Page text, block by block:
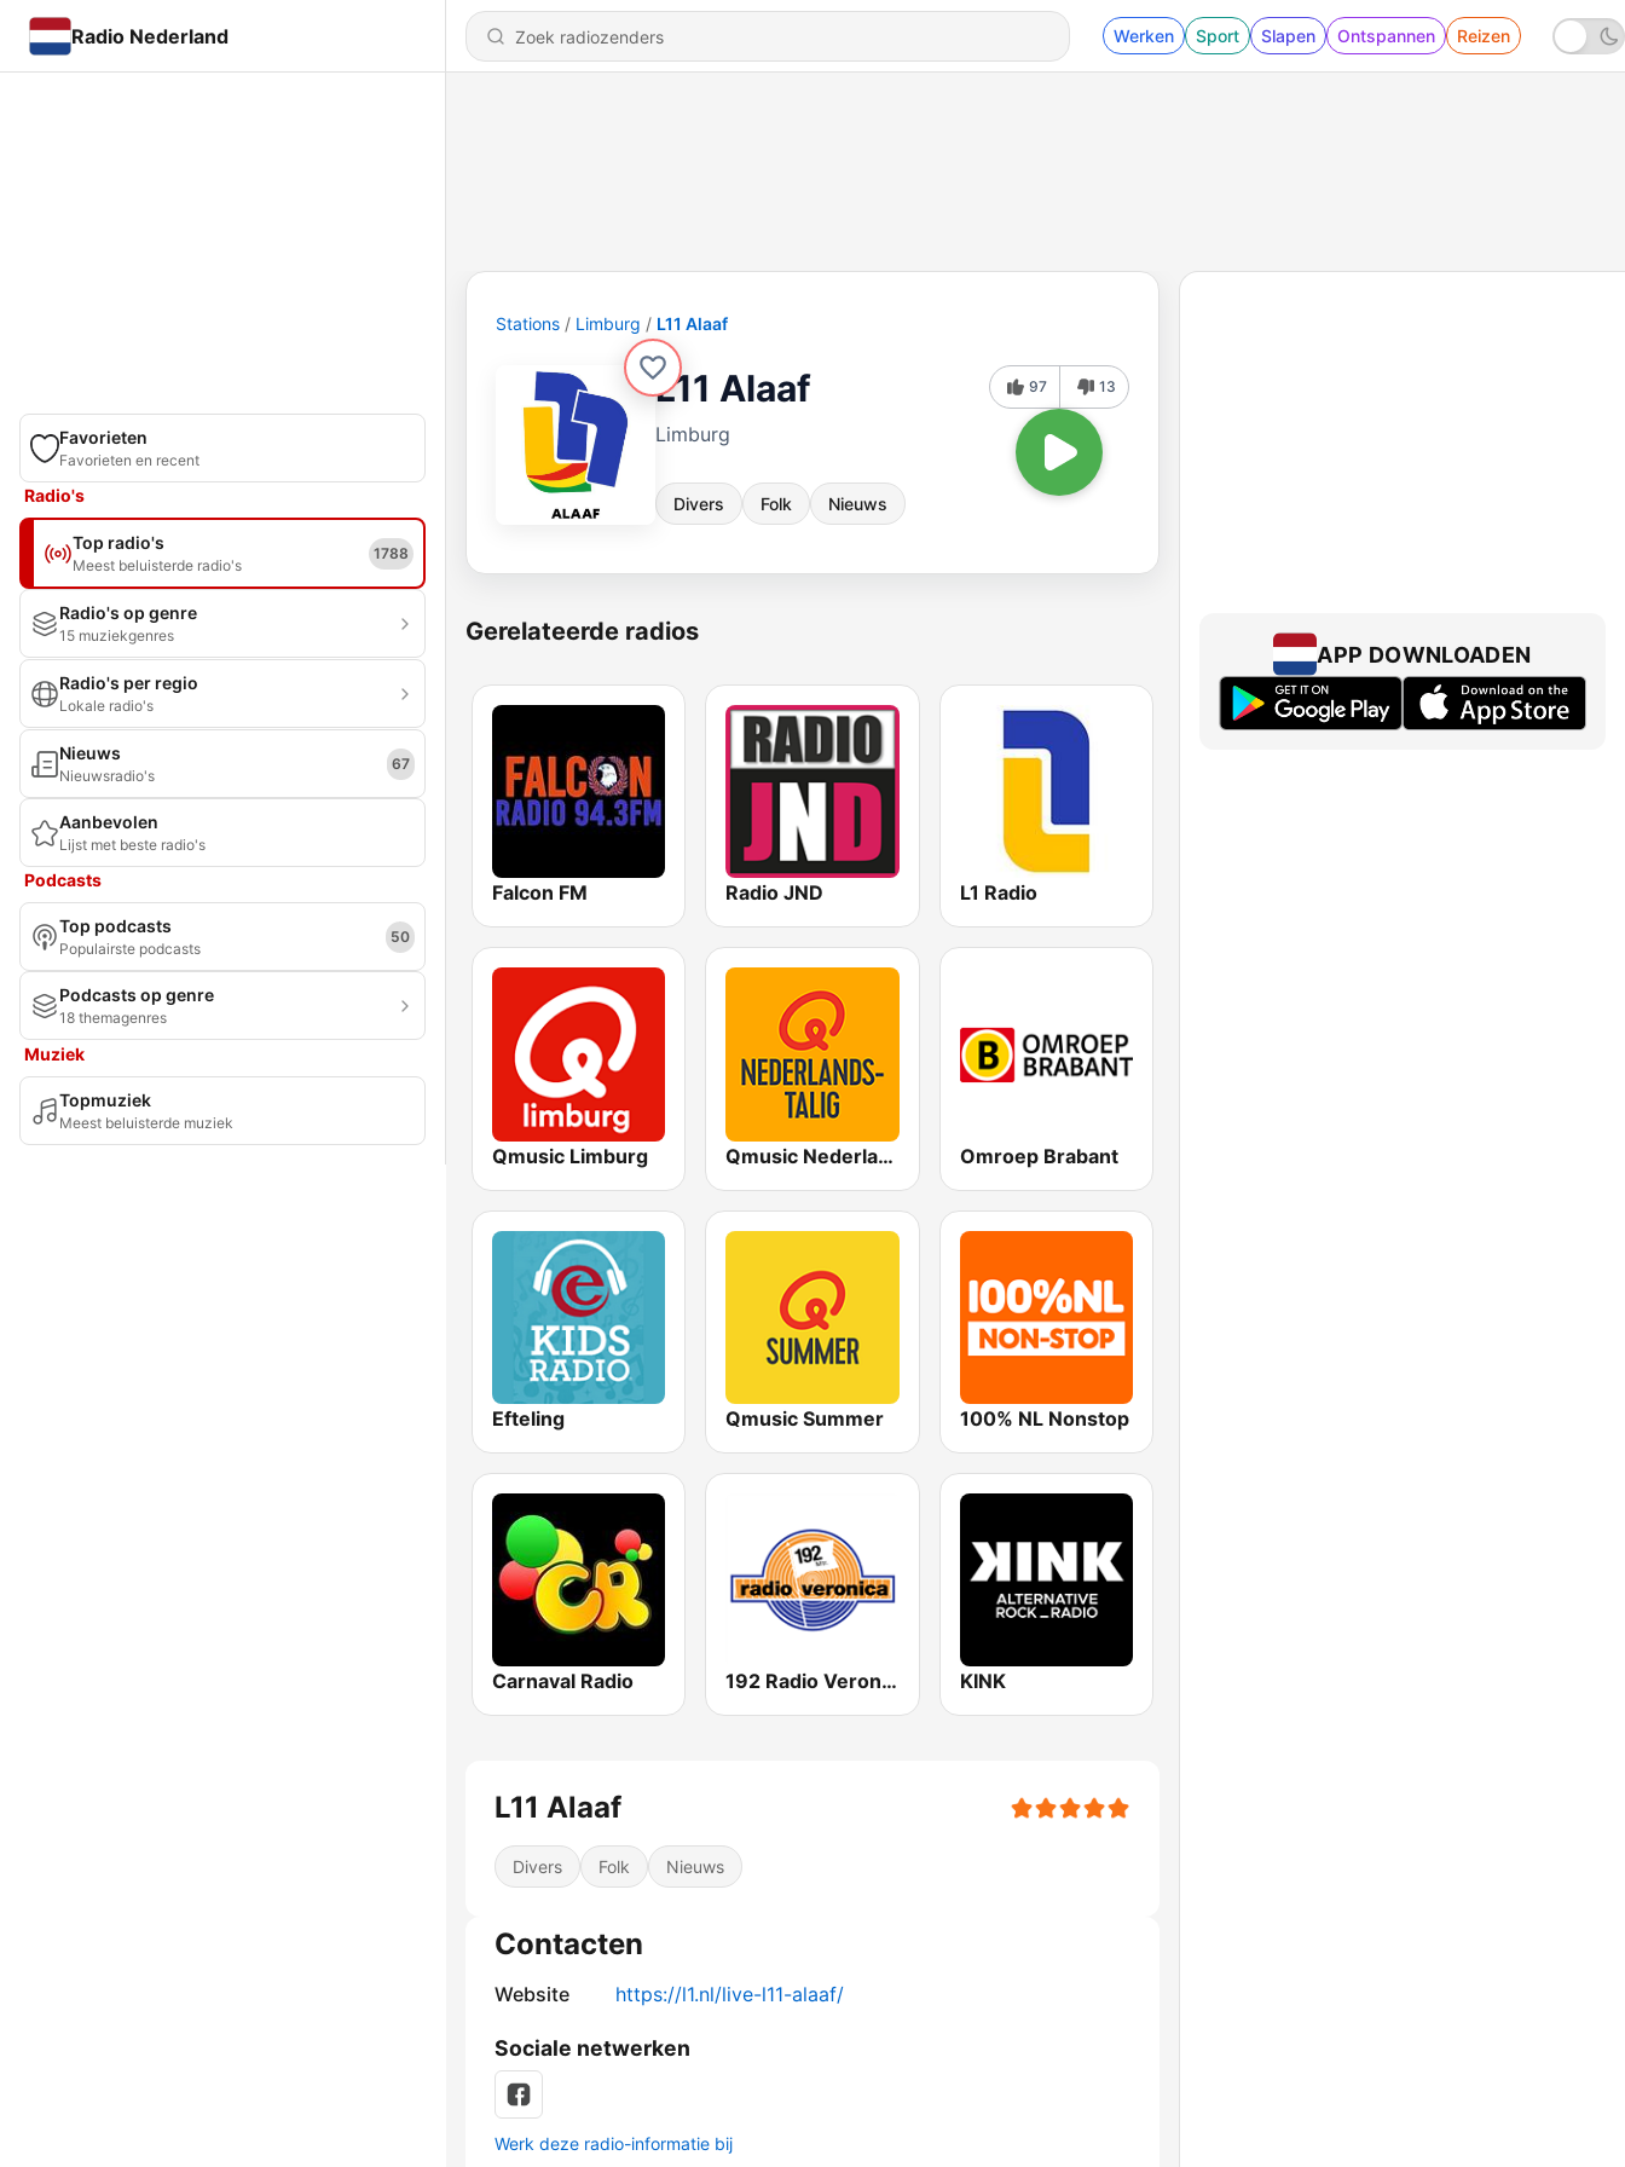
Radio Nederland Werken Sport Slapen Ontspannen Reizen
Favorieten
Favorieten en recent
Radio's
Top radio's
Meest beluisterde radio's
1788
Radio's op genre
15 muziekgenres
Radio's per regio
Lokale radio's
Nieuws
Nieuwsradio's
67
Aanbevolen
Lijst met beste radio's
Podcasts
Top podcasts
Populairste podcasts
50
Podcasts op genre
18 themagenres
Muziek
Topmuziek
Meest beluisterde muziek
Stations Limburg L11 Alaaf
L11 Alaaf
Limburg
Divers Folk Nieuws
97 13
Gerelateerde radios
Falcon FM Radio JND L1 Radio
Qmusic Limburg Qmusic Nederlandstalig Omroep Brabant
Efteling Qmusic Summer 100% NL Nonstop
Carnaval Radio 192 Radio Veronica - Goed idee KINK
L11 Alaaf
Divers Folk Nieuws
Contacten
Website https://l1.nl/live-l11-alaaf/
Sociale netwerken
Werk deze radio-informatie bij
APP DOWNLOADEN